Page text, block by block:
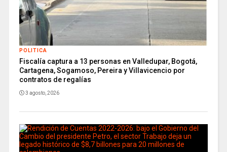
POLITICA
Fiscalía captura a 13 personas en Valledupar, Bogotá,
Cartagena, Sogamoso, Pereira y Villavicencio por
contratos de regalías
3 agosto, 2026